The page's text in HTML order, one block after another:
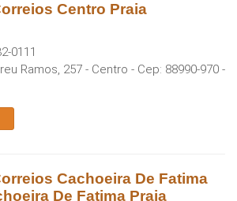
Centro Praia
0111
Ramos, 257 - Centro - Cep: 88990-970 -
Cachoeira De Fatima
De Fatima Praia